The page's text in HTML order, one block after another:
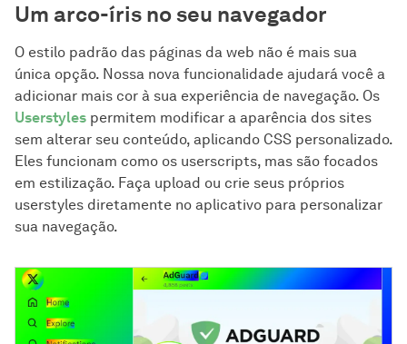
Um arco-íris no seu navegador
O estilo padrão das páginas da web não é mais sua
única opção. Nossa nova funcionalidade ajudará você a
adicionar mais cor à sua experiência de navegação. Os
Userstyles permitem modificar a aparência dos sites
sem alterar seu conteúdo, aplicando CSS personalizado.
Eles funcionam como os userscripts, mas são focados
em estilização. Faça upload ou crie seus próprios
userstyles diretamente no aplicativo para personalizar
sua navegação.